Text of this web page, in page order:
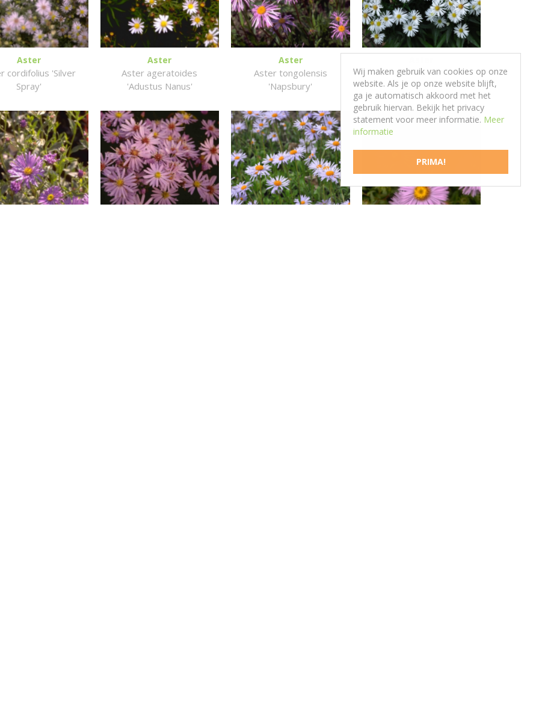
Aster
cordifolius 'Silver
Spray'
Aster
Aster ageratoides
'Adustus Nanus'
Aster
Aster tongolensis
'Napsbury'
Aster 'Kristina'
PRIMA!
Wij maken gebruik van cookies op onze
website. Als je op onze website blijft,
ga je automatisch akkoord met het
gebruik hiervan. Bekijk het privacy
statement voor meer informatie. Meer
informatie